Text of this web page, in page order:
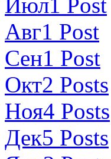
Авг1 Post
Сен1 Post
Окт2 Posts
Ноя4 Posts
Дек5 Posts